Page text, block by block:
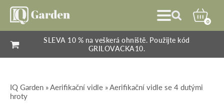
0
SLEVA 10 % na veškerá ohniště. Použijte kód
GRILOVACKA10.
IQ Garden »Aerifikační vidle » Aerifikační vidle se 4 dutými
hroty